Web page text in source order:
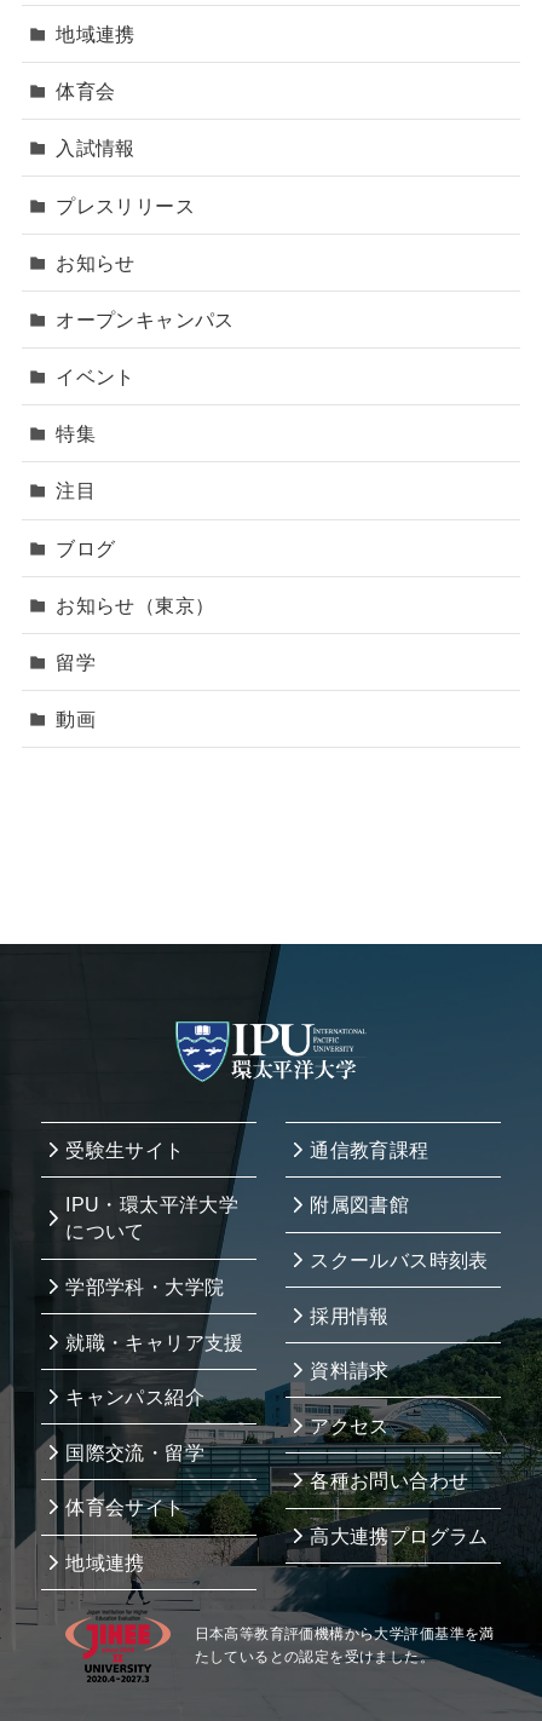
地域連携
体育会
入試情報
プレスリリース
お知らせ
オープンキャンパス
イベント
特集
注目
ブログ
お知らせ（東京）
留学
動画
受験生サイト
IPU・環太平洋大学
について
学部学科・大学院
就職・キャリア支援
キャンパス紹介
国際交流・留学
体育会サイト
地域連携
通信教育課程
附属図書館
スクールバス時刻表
採用情報
資料請求
アクセス
各種お問い合わせ
高大連携プログラム
日本高等教育評価機構から大学評価基準を満
たしているとの認定を受けました。